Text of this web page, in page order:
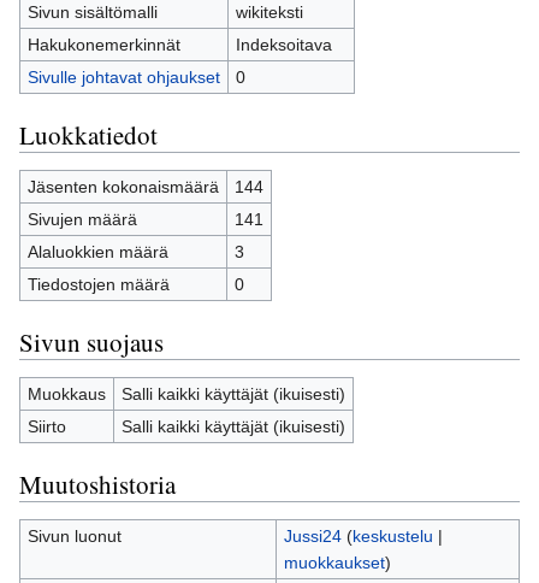
Sivun sisältömalli
wikiteksti
Hakukonemerkinnät
Indeksoitava
Sivulle johtavat ohjaukset
0
Luokkatiedot
Jäsenten kokonaismäärä
144
Sivujen määrä
141
Alaluokkien määrä
3
Tiedostojen määrä
0
Sivun suojaus
Muokkaus
Salli kaikki käyttäjät (ikuisesti)
Siirto
Salli kaikki käyttäjät (ikuisesti)
Muutoshistoria
Sivun luonut Jussi24 (keskustelu |
muokkaukset)